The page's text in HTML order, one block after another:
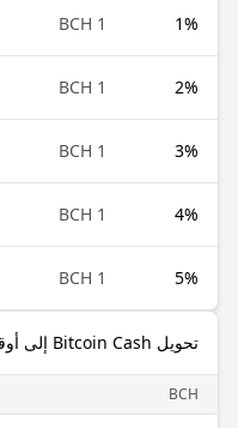
1%
1 BCH
2%
1 BCH
3%
1 BCH
4%
1 BCH
5%
1 BCH
تحويل Bitcoin Cash إلى أوقية موريتانية - 1973-2017
BCH